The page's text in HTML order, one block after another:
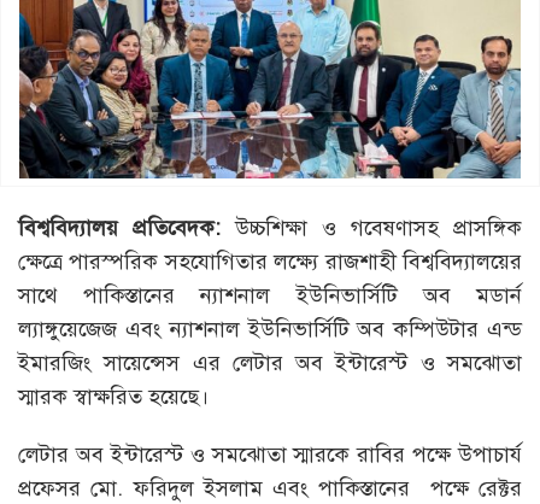
বিশ্ববিদ্যালয় প্রতিবেদক: উচ্চশিক্ষা ও গবেষণাসহ প্রাসঙ্গিক
ক্ষেত্রে পারস্পরিক সহযোগিতার লক্ষ্যে রাজশাহী বিশ্ববিদ্যালয়ের
সাথে পাকিস্তানের ন্যাশনাল ইউনিভার্সিটি অব মডার্ন
ল্যাঙ্গুয়েজেজ এবং ন্যাশনাল ইউনিভার্সিটি অব কম্পিউটার এন্ড
ইমারজিং সায়েন্সেস এর লেটার অব ইন্টারেস্ট ও সমঝোতা
স্মারক স্বাক্ষরিত হয়েছে।
লেটার অব ইন্টারেস্ট ও সমঝোতা স্মারকে রাবির পক্ষে উপাচার্য
প্রফেসর মো. ফরিদুল ইসলাম এবং পাকিস্তানের পক্ষে রেক্টর